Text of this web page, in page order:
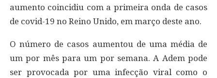
aumento coincidiu com a primeira onda de casos
de covid-19 no Reino Unido, em março deste ano.
O número de casos aumentou de uma média de
um por mês para um por semana. A Adem pode
ser provocada por uma infecção viral como o